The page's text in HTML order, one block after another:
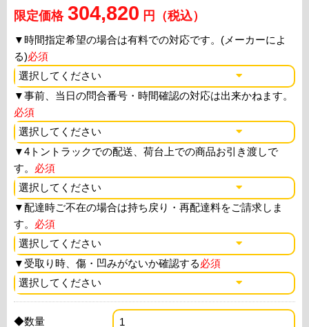
限定価格 304,820 円（税込）
▼時間指定希望の場合は有料での対応です。(メーカーによ
る)必須
▼事前、当日の問合番号・時間確認の対応は出来かねます。
必須
▼4トントラックでの配送、荷台上での商品お引き渡しで
す。 必須
▼配達時ご不在の場合は持ち戻り・再配達料をご請求しま
す。 必須
▼ 受取り時、傷・凹みがないか確認する必須
◆数量